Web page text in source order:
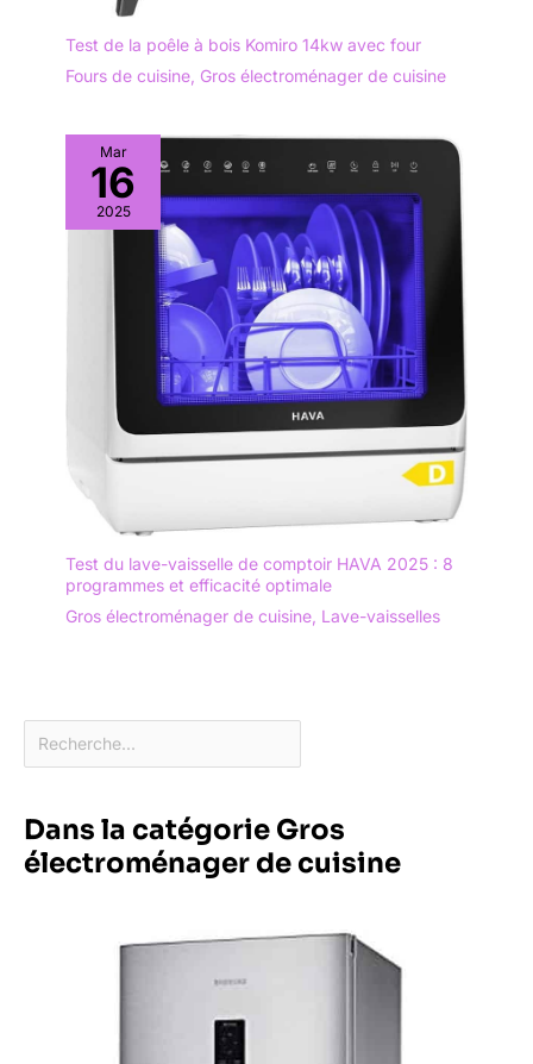
Test de la poêle à bois Komiro 14kw avec four
Fours de cuisine Gros électroménager de cuisine
Mar
16
2025
Test du lave-vaisselle de comptoir HAVA 2025 : 8
programmes et efficacité optimale
Gros électroménager de cuisine Lave-vaisselles
Dans la catégorie Gros
électroménager de cuisine